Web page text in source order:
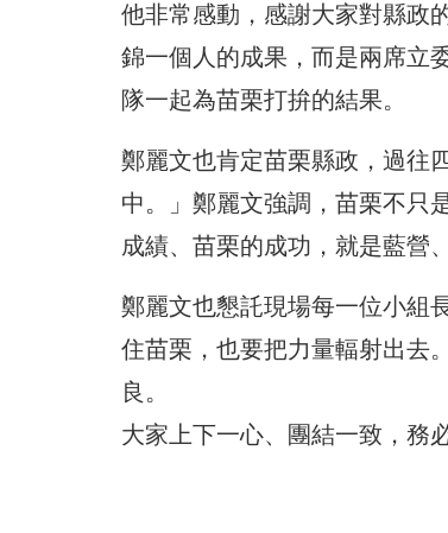
他非常感動，感謝大家對縣政
錦一個人的成果，而是兩席立
隊一起為苗栗打拚的結果。
鄭麗文也肯定苗栗縣政，過往
中。」鄭麗文強調，苗栗不只
成績、苗栗的成功，就是藍營
鄭麗文也懇託現場每一位小組
住苗栗，也要把力量輻射出去
良。
大家上下一心、團結一致，務